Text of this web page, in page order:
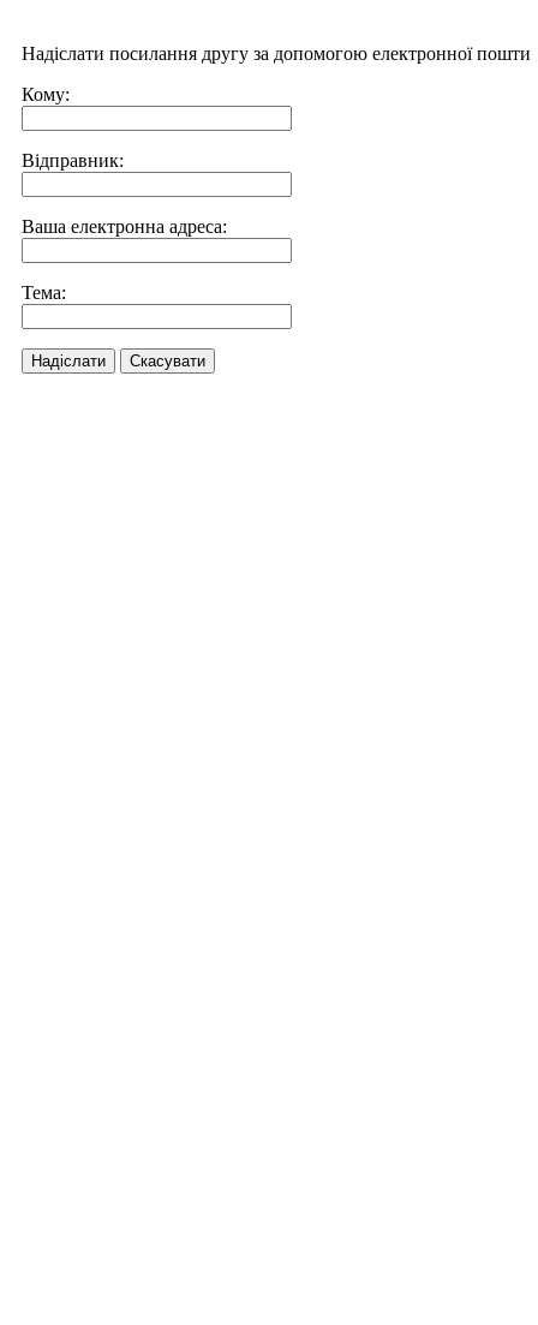
Надіслати посилання другу за допомогою електронної пошти
Кому:
Відправник:
Ваша електронна адреса:
Тема:
Надіслати Скасувати